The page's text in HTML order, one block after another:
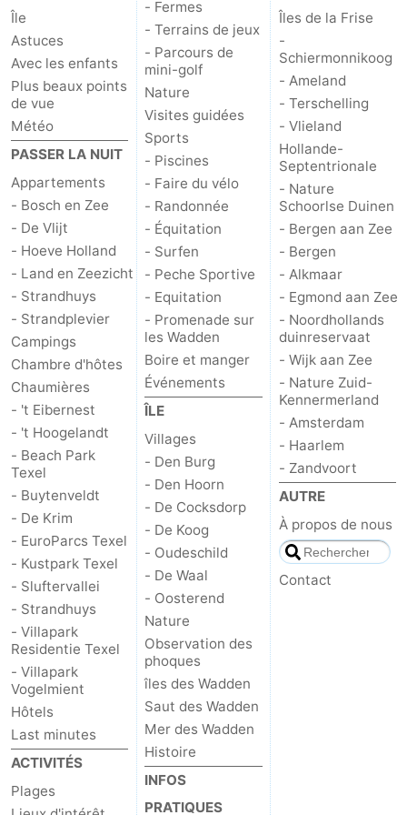
Nature
Duinen
-
aan
Zee
Bergen
-
Alkmaar
-
Egmond
Zee
Noordhollands
duinreservaat
Wijk
aan
Zee
-
Nature
Zuid-
Kennermerland
-
Amsterdam
-
Haarlem
Zandvoort
Île
Astuces
Avec les enfants
Plus beaux points
de vue
Météo
PASSER LA NUIT
Appartements
- Bosch en Zee
- De Vlijt
- Hoeve Holland
- Land en Zeezicht
- Strandhuys
- Strandplevier
Campings
Chambre d'hôtes
Chaumières
- 't Eibernest
- 't Hoogelandt
- Beach Park
Texel
- Buytenveldt
- De Krim
- EuroParcs Texel
- Kustpark Texel
- Sluftervallei
- Strandhuys
- Villapark
Residentie Texel
- Villapark
Vogelmient
Hôtels
Last minutes
ACTIVITÉS
Plages
- Fermes
- Terrains de jeux
- Parcours de
mini-golf
Nature
Visites guidées
Sports
- Piscines
- Faire du vélo
- Randonnée
- Équitation
- Surfen
- Peche Sportive
- Equitation
- Promenade sur
les Wadden
Boire et manger
Événements
ÎLE
Villages
- Den Burg
- Den Hoorn
- De Cocksdorp
- De Koog
- Oudeschild
- De Waal
- Oosterend
Nature
Observation des
phoques
îles des Wadden
Saut des Wadden
Mer des Wadden
Histoire
INFOS
PRATIQUES
Îles de la Frise
-
Schiermonnikoog
- Ameland
- Terschelling
- Vlieland
Hollande-
Septentrionale
- Nature
Schoorlse Duinen
- Bergen aan Zee
- Bergen
- Alkmaar
- Egmond aan Zee
- Noordhollands
duinreservaat
- Wijk aan Zee
- Nature Zuid-
Kennermerland
- Amsterdam
- Haarlem
- Zandvoort
AUTRE
À propos de nous
Contact